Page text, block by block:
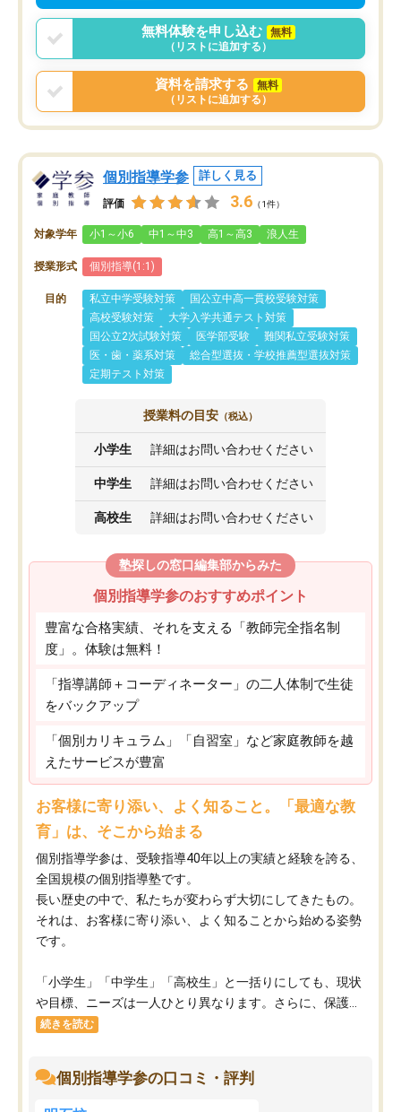
無料体験を申し込む
無料
（リストに追加する）
資料を請求する
無料
（リストに追加する）
個別指導学参 詳しく見る
評価 3.6 （1件）
対象学年 小1～小6 中1～中3 高1～高3 浪人生
授業形式 個別指導(1:1)
目的 私立中学受験対策
国公立中高一貫校受験対策
高校受験対策
大学入学共通テスト対策
国公立2次試験対策
医学部受験
難関私立受験対策
医・歯・薬系対策
総合型選抜・学校推薦型選抜対策
定期テスト対策
授業料の目安 （税込）
小学生 詳細はお問い合わせください
中学生 詳細はお問い合わせください
高校生 詳細はお問い合わせください
塾探しの窓口編集部からみた
個別指導学参のおすすめポイント
豊富な合格実績、それを支える「教師完全指名制
度」。体験は無料！
「指導講師＋コーディネーター」の二人体制で生徒
をバックアップ
「個別カリキュラム」「自習室」など家庭教師を越
えたサービスが豊富
お客様に寄り添い、よく知ること。「最適な教
育」は、そこから始まる
個別指導学参は、受験指導40年以上の実績と経験を誇る、
全国規模の個別指導塾です。
長い歴史の中で、私たちが変わらず大切にしてきたもの。
それは、お客様に寄り添い、よく知ることから始める姿勢
です。
「小学生」「中学生」「高校生」と一括りにしても、現状
や目標、ニーズは一人ひとり異なります。さらに、保護...
続きを読む
個別指導学参の口コミ・評判